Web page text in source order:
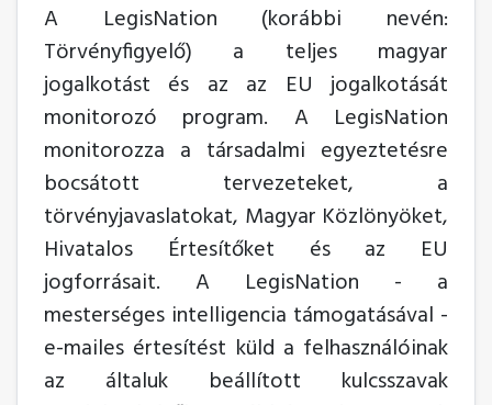
A LegisNation (korábbi nevén:
Törvényfigyelő) a teljes magyar
jogalkotást és az az EU jogalkotását
monitorozó program. A LegisNation
monitorozza a társadalmi egyeztetésre
bocsátott tervezeteket, a
törvényjavaslatokat, Magyar Közlönyöket,
Hivatalos Értesítőket és az EU
jogforrásait. A LegisNation - a
mesterséges intelligencia támogatásával -
e-mailes értesítést küld a felhasználóinak
az általuk beállított kulcsszavak